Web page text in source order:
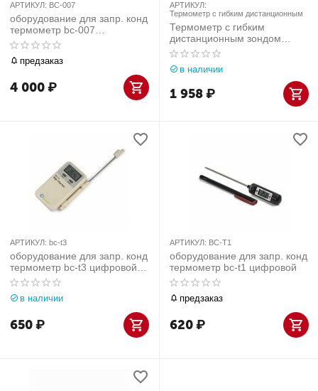
АРТИКУЛ: BC-007
оборудование для запр. конд
термометр bc-007
электронный дистанционный
предзаказ
4 000₽
АРТИКУЛ:
Термометр с гибким дистанционным
Термометр с гибким
дистанционным зондом
ЮниСовСервис
в наличии
1 958₽
АРТИКУЛ: bc-t3
оборудование для запр. конд
термометр bc-t3 цифровой с
щупом
в наличии
650₽
АРТИКУЛ: BC-T1
оборудование для запр. конд
термометр bc-t1 цифровой
предзаказ
620₽